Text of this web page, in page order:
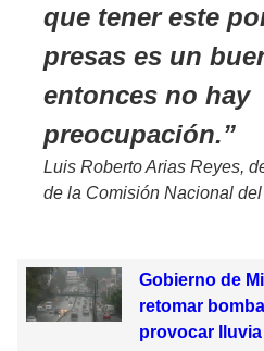
que tener este
presas es un
entonces no hay
preocupación.
Luis Roberto Arias Reyes,
de la Comisión Nacional
Gobierno de
retomar
provocar lluvia